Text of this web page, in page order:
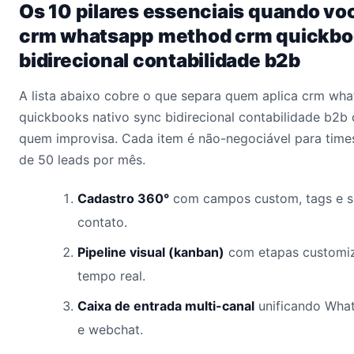
Os 10 pilares essenciais quando
crm whatsapp method crm
bidirecional contabilidade b2b
A lista abaixo cobre o que separa quem aplica crm
quickbooks nativo sync bidirecional contabilidade b2b
quem improvisa. Cada item é não-negociável para
de 50 leads por mês.
Cadastro 360° com campos custom, tags e
contato.
Pipeline visual (kanban) com etapas
tempo real.
Caixa de entrada multi-canal unificando
e webchat.